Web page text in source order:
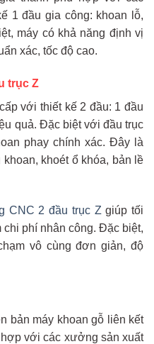
1 đầu gia công: khoan lỗ,
máy có khả năng định vị
xác, tốc độ cao.
trục Z
với thiết kế 2 đầu: 1 đầu
quả. Đặc biệt với đầu trục
phay chính xác. Đây là
khoét ổ khóa, bản lề
CNC 2 đầu trục Z giúp tối
chi phí nhân công. Đặc biệt,
vô cùng đơn giản, độ
bản máy khoan gỗ liên kết
với các xưởng sản xuất